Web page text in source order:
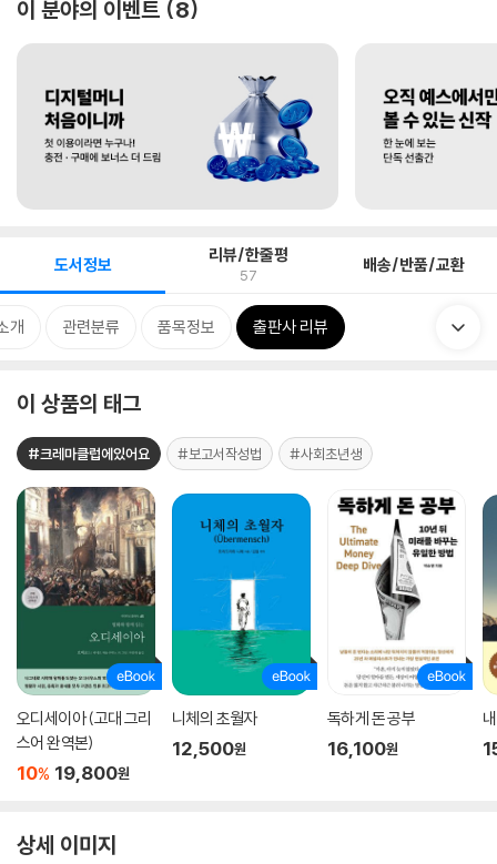
이 분야의 이벤트 8
도서정보 리뷰/한줄평
57 배송/반품/교환
개 관련분류 품목정보 출판사 리뷰
이 상품의 태그
#크레마클럽에있어요 #보고서작성법 #사회초년생
오디세이아 (고대 그리
스어 완역본)
10% 19,800원
니체의 초월자
12,500원
독하게 돈 공부
16,100원
상세 이미지